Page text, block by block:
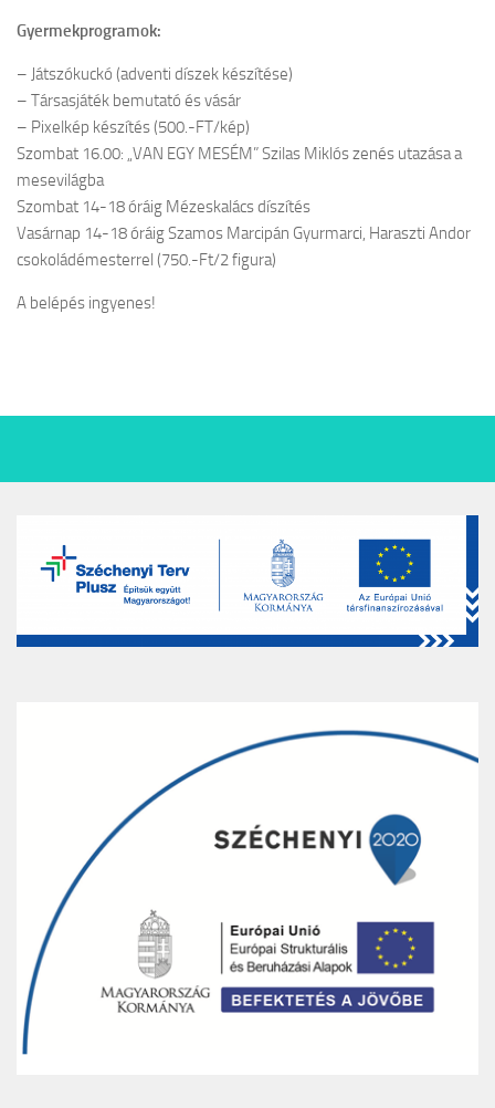
Gyermekprogramok:
– Játszókuckó (adventi díszek készítése)
– Társasjáték bemutató és vásár
– Pixelkép készítés (500.-FT/kép)
Szombat 16.00: „VAN EGY MESÉM” Szilas Miklós zenés utazása a
mesevilágba
Szombat 14-18 óráig Mézeskalács díszítés
Vasárnap 14-18 óráig Szamos Marcipán Gyurmarci, Haraszti Andor
csokoládémesterrel (750.-Ft/2 figura)
A belépés ingyenes!